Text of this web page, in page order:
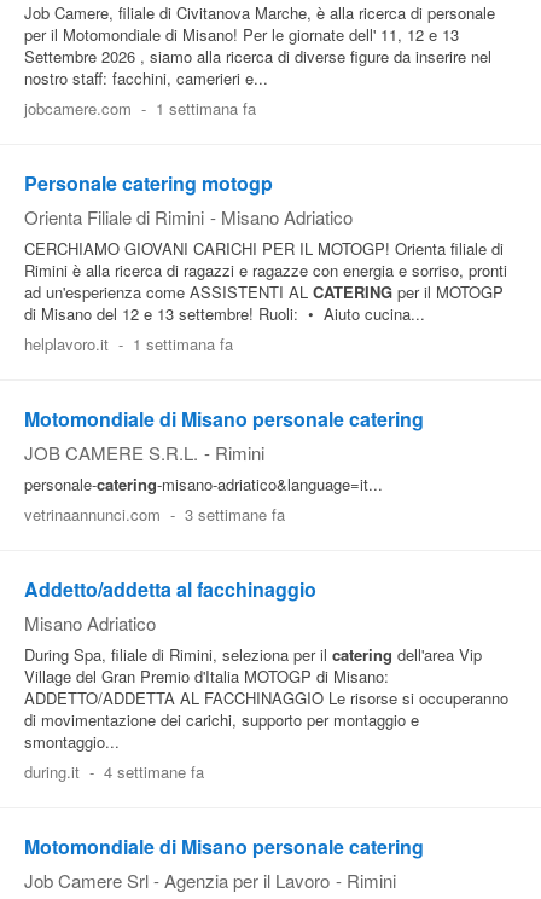
Blog
Pubblica
Offerte
Area
Aziende
Job Camere, filiale di Civitanova Marche, è alla ricerca di personale
per il Motomondiale di Misano! Per le giornate dell' 11, 12 e 13
Settembre 2026 , siamo alla ricerca di diverse figure da inserire nel
nostro staff: facchini, camerieri e...
jobcamere.com - 1 settimana fa
Personale catering motogp
Orienta Filiale di Rimini - Misano Adriatico
CERCHIAMO GIOVANI CARICHI PER IL MOTOGP! Orienta filiale di
Rimini è alla ricerca di ragazzi e ragazze con energia e sorriso, pronti
ad un'esperienza come ASSISTENTI AL CATERING per il MOTOGP
di Misano del 12 e 13 settembre! Ruoli: • Aiuto cucina...
helplavoro.it - 1 settimana fa
Motomondiale di Misano personale catering
JOB CAMERE S.R.L. - Rimini
personale-catering-misano-adriatico&language=it...
vetrinaannunci.com - 3 settimane fa
Addetto/addetta al facchinaggio
Misano Adriatico
During Spa, filiale di Rimini, seleziona per il catering dell'area Vip
Village del Gran Premio d'Italia MOTOGP di Misano:
ADDETTO/ADDETTA AL FACCHINAGGIO Le risorse si occuperanno
di movimentazione dei carichi, supporto per montaggio e
smontaggio...
during.it - 4 settimane fa
Motomondiale di Misano personale catering
Job Camere Srl - Agenzia per il Lavoro - Rimini